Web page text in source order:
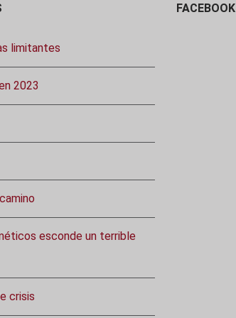
limitantes
2023
esconde un terrible
crisis
FACEBOOK